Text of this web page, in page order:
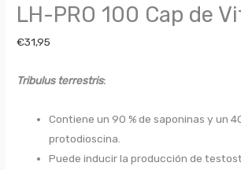
LH-PRO 100 Cap de
€31,95
Tribulus terrestris:
Contiene un 90 % de saponinas y un
protodioscina.
Puede inducir la producción de